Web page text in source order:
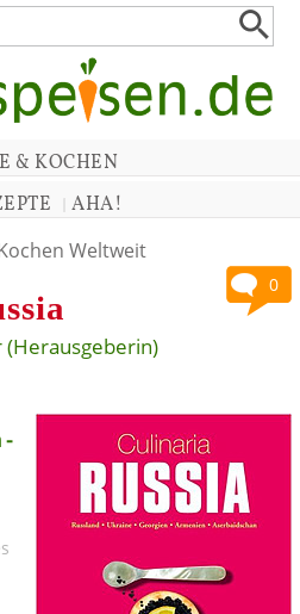
& KOCHEN
AHA!
Weltweit
0
-